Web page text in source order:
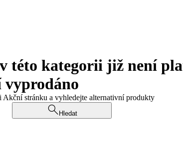
této kategorii již není
vyprodáno
Akční stránku a vyhledejte alternativní produkty
Hledat